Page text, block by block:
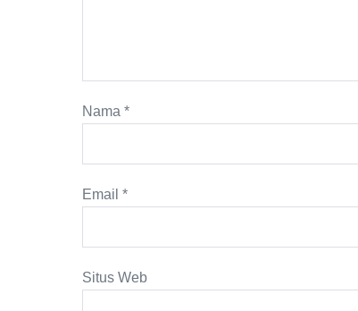
Nama *
Email *
Situs Web